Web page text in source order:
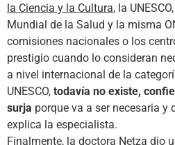
la Ciencia y la Cultura, la
Mundial de la Salud y la misma
comisiones nacionales o los
prestigio cuando lo consideran
a nivel internacional de la
UNESCO, todavía no existe,
surja porque va a ser necesaria y
explica la especialista.
Finalmente, la doctora Netza dio